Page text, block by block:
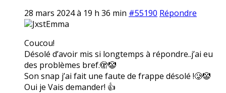
28 mars 2024 à 19 h 36 min #55190 Répondre
JxstEmma
Coucou!
Désolé d’avoir mis si longtemps à répondre..j’ai eu
des problèmes bref.🫣🤡
Son snap j’ai fait une faute de frappe désolé !🥲🤡
Oui je Vais demander! 👍